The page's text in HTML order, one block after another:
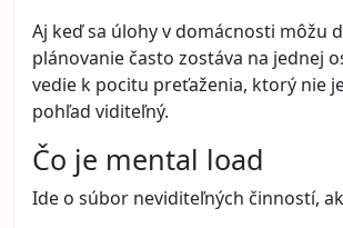
Aj keď sa úlohy v domácnosti môžu
plánovanie často zostáva na jednej
vedie k pocitu preťaženia, ktorý nie
pohľad viditeľný.
Čo je mental load
Ide o súbor neviditeľných činností,